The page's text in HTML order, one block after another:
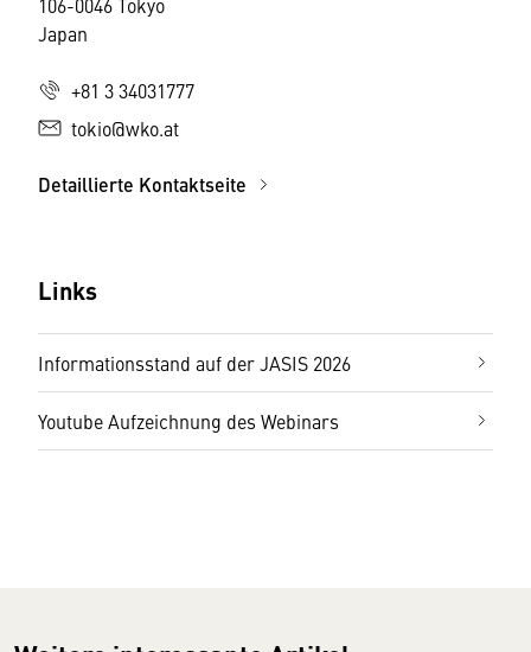
Japan
+81 3 34031777
tokio@wko.at
Detaillierte Kontaktseite
Links
Informationsstand auf der JASIS 2026
Youtube Aufzeichnung des Webinars